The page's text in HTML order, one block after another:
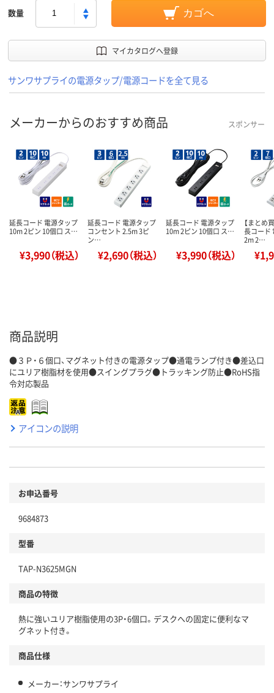
数量 カゴへ
マイカタログへ登録
サンワサプライの電源タップ/電源コードを全て見る
メーカーからのおすすめ商品 スポンサー
延長コード 電源タップ
10m 2ピン 10個口 ス…
¥3,990（税込）
延長コード 電源タップ
コンセント 2.5m 3ピ
ン…
¥2,690（税込）
延長コード 電源タップ
10m 2ピン 10個口 ス…
¥3,990（税込）
【まとめ
長コード
2m 2…
商品説明
●３Ｐ・６個口、マグネット付きの電源タップ●通電ランプ付き●差込口
にユリア樹脂材を使用●スイングプラグ●トラッキング防止●RoHS指
令対応製品
アイコンの説明
お申込番号
9684873
型番
TAP-N3625MGN
商品の特徴
熱に強いユリア樹脂使用の3P・6個口。デスクへの固定に便利なマ
グネット付き。
商品仕様
メーカー：サンワサプライ